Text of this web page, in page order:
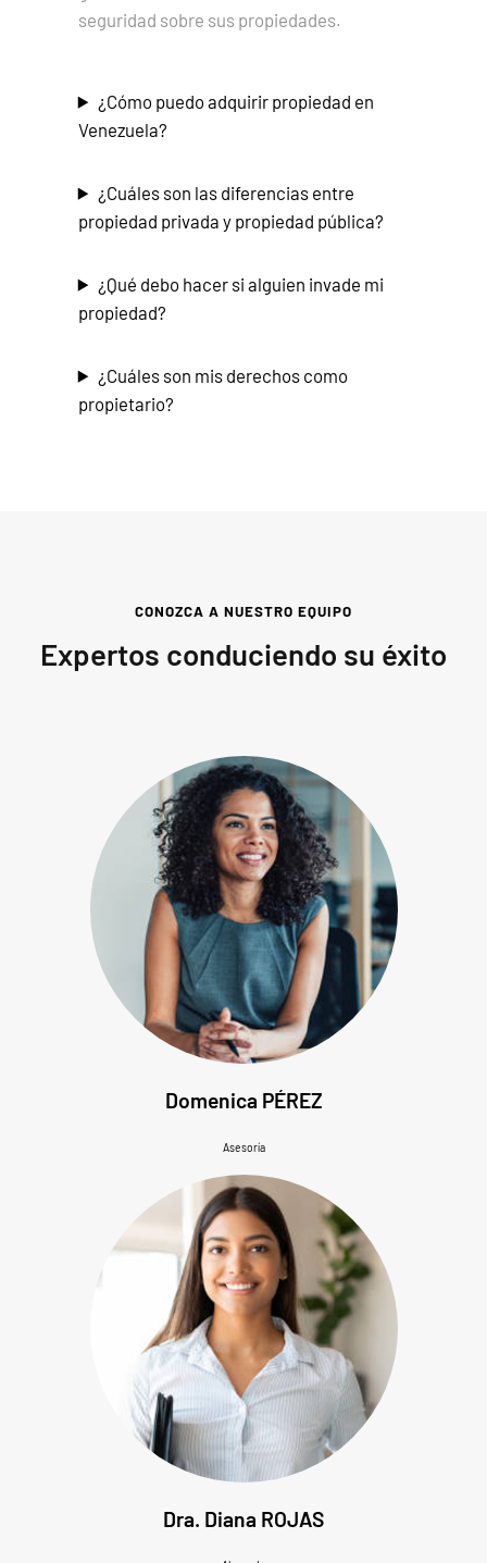
seguridad sobre sus propiedades.
¿Cómo puedo adquirir propiedad en
Venezuela?
¿Cuáles son las diferencias entre
propiedad privada y propiedad pública?
¿Qué debo hacer si alguien invade mi
propiedad?
¿Cuáles son mis derechos como
propietario?
CONOZCA A NUESTRO EQUIPO
Expertos conduciendo su éxito
Domenica PÉREZ
Asesoría
Dra. Diana ROJAS